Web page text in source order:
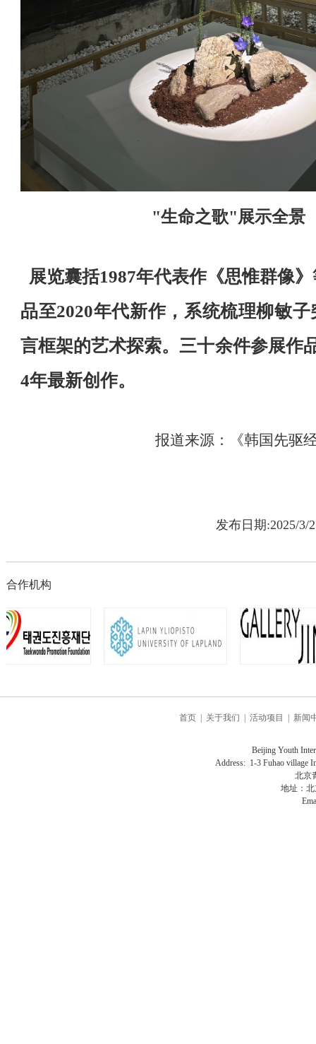
"生命之歌"展示全景
展览囊括1987年代表作《思惟群像
品至2020年代新作，系统梳理柳敏
言框架的艺术探索。三十余件参展作
4年最新创作。
报道来源：《韩国先驱
发布日期:2025/3/
合作机构
首页 关于我们 活动项目 新闻
Beijing Youth
Address: 1-3 Fuhao village
北京
地址：